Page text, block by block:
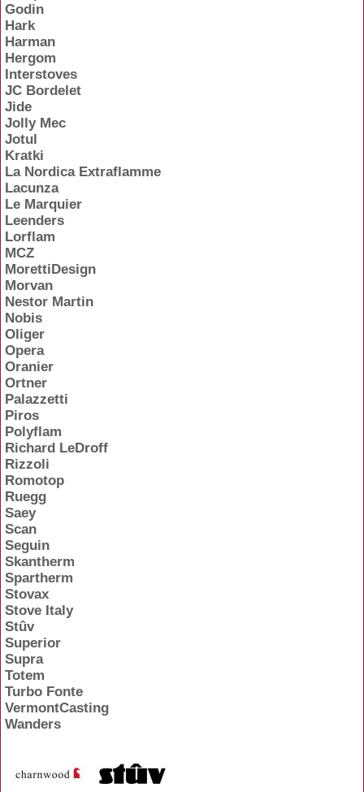
Godin
Hark
Harman
Hergom
Interstoves
JC Bordelet
Jide
Jolly Mec
Jotul
Kratki
La Nordica Extraflamme
Lacunza
Le Marquier
Leenders
Lorflam
MCZ
MorettiDesign
Morvan
Nestor Martin
Nobis
Oliger
Opera
Oranier
Ortner
Palazzetti
Piros
Polyflam
Richard LeDroff
Rizzoli
Romotop
Ruegg
Saey
Scan
Seguin
Skantherm
Spartherm
Stovax
Stove Italy
Stûv
Superior
Supra
Totem
Turbo Fonte
VermontCasting
Wanders